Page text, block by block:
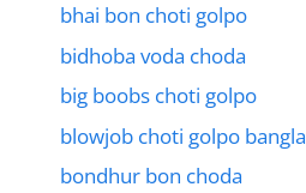
bhai bon choti golpo
bidhoba voda choda
big boobs choti golpo
blowjob choti golpo bangla
bondhur bon choda